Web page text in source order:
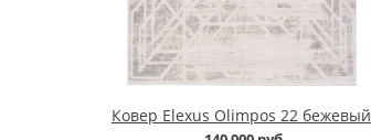
Ковер Elexus Olimpos 22 бежевый